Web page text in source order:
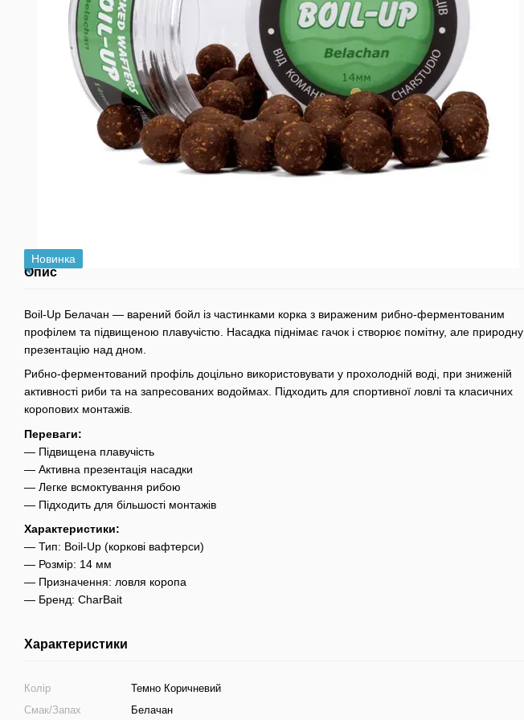
Новинка
Опис
Boil-Up Белачан — варений бойл із частинками корка з вираженим рибно-ферментованим
профілем та підвищеною плавучістю. Насадка піднімає гачок і створює помітну, але природну
презентацію над дном.
Рибно-ферментований профіль доцільно використовувати у прохолодній воді, при зниженій
активності риби та на запресованих водоймах. Підходить для спортивної ловлі та класичних
коропових монтажів.
Переваги:
— Підвищена плавучість
— Активна презентація насадки
— Легке всмоктування рибою
— Підходить для більшості монтажів
Характеристики:
— Тип: Boil-Up (коркові вафтерси)
— Розмір: 14 мм
— Призначення: ловля коропа
— Бренд: CharBait
Характеристики
Колір
Темно Коричневий
Смак/Запах
Белачан